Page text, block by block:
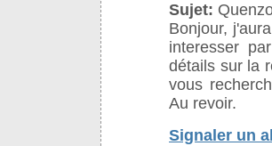
Sujet:
Bonjour,
interesser
détails sur la
vous
Au revoir.
Signaler un